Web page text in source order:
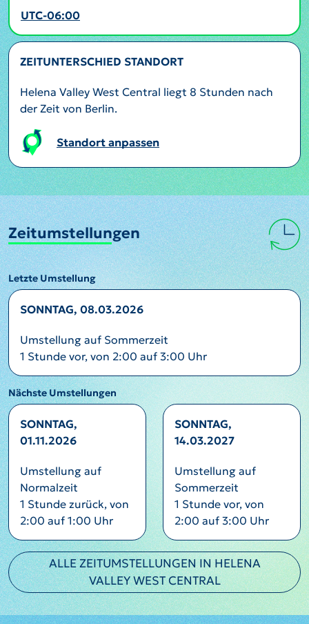
UTC-06:00
ZEITUNTERSCHIED STANDORT
Helena Valley West Central liegt 8 Stunden nach
der Zeit von Berlin.
Standort anpassen
Zeitumstellungen
Letzte Umstellung
SONNTAG, 08.03.2026
Umstellung auf Sommerzeit
1 Stunde vor, von 2:00 auf 3:00 Uhr
Nächste Umstellungen
SONNTAG,
01.11.2026
Umstellung auf
Normalzeit
1 Stunde zurück, von
2:00 auf 1:00 Uhr
SONNTAG,
14.03.2027
Umstellung auf
Sommerzeit
1 Stunde vor, von
2:00 auf 3:00 Uhr
ALLE ZEITUMSTELLUNGEN IN HELENA
VALLEY WEST CENTRAL